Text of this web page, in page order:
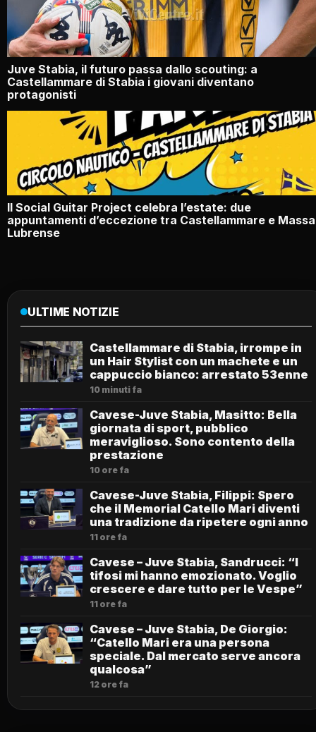
Juve Stabia, il futuro passa dallo scouting: a
Castellammare di Stabia i giovani diventano
protagonisti
Il Social Guitar Project celebra l’estate: due
appuntamenti d’eccezione tra Castellammare e Massa
Lubrense
ULTIME NOTIZIE
Castellammare di Stabia, irrompe in
un Hair Stylist con un machete e un
cappuccio bianco: arrestato 53enne
10 minuti fa
Cavese-Juve Stabia, Masitto: Bella
giornata di sport, pubblico
meraviglioso. Sono contento della
prestazione
10 ore fa
Cavese-Juve Stabia, Filippi: Spero
che il Memorial Catello Mari diventi
una tradizione da ripetere ogni anno
11 ore fa
Cavese – Juve Stabia, Sandrucci: “I
tifosi mi hanno emozionato. Voglio
crescere e dare tutto per le Vespe”
11 ore fa
Cavese – Juve Stabia, De Giorgio:
“Catello Mari era una persona
speciale. Dal mercato serve ancora
qualcosa”
12 ore fa